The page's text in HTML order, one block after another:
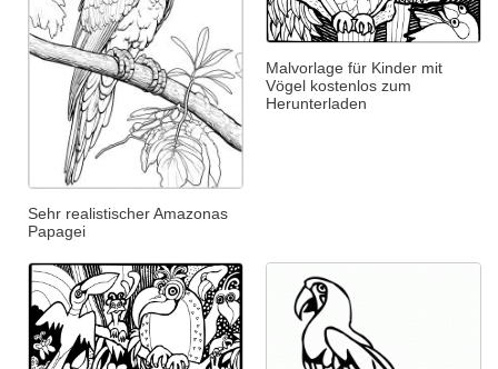
Sehr realistischer Amazonas
Papagei
Malvorlage für Kinder mit
Vögel kostenlos zum
Herunterladen